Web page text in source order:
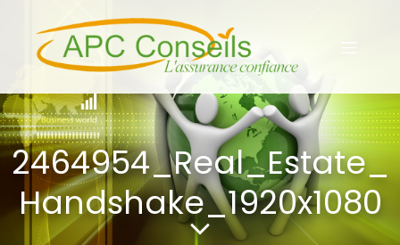
2464954_Real_Estate_
Handshake_1920x1080